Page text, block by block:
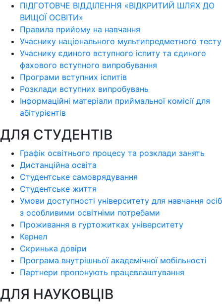
ПІДГОТОВЧЕ ВІДДІЛЕННЯ «ВІДКРИТИЙ ШЛЯХ ДО
ВИЩОЇ ОСВІТИ»
Правила прийому на навчання
Учаснику національного мультипредметного тесту
Учаснику єдиного вступного іспиту та єдиного
фахового вступного випробування
Програми вступних іспитів
Розклади вступних випробувань
Інформаційні матеріали приймальної комісії для
абітурієнтів
ДЛЯ СТУДЕНТІВ
Графік освітнього процесу та розклади занять
Дистанційна освіта
Студентське самоврядування
Студентське життя
Умови доступності університету для навчання осіб
з особливими освітніми потребами
Проживання в гуртожитках університету
Кернел
Скринька довіри
Програма внутрішньої академічної мобільності
Партнери пропонують працевлаштування
ДЛЯ НАУКОВЦІВ